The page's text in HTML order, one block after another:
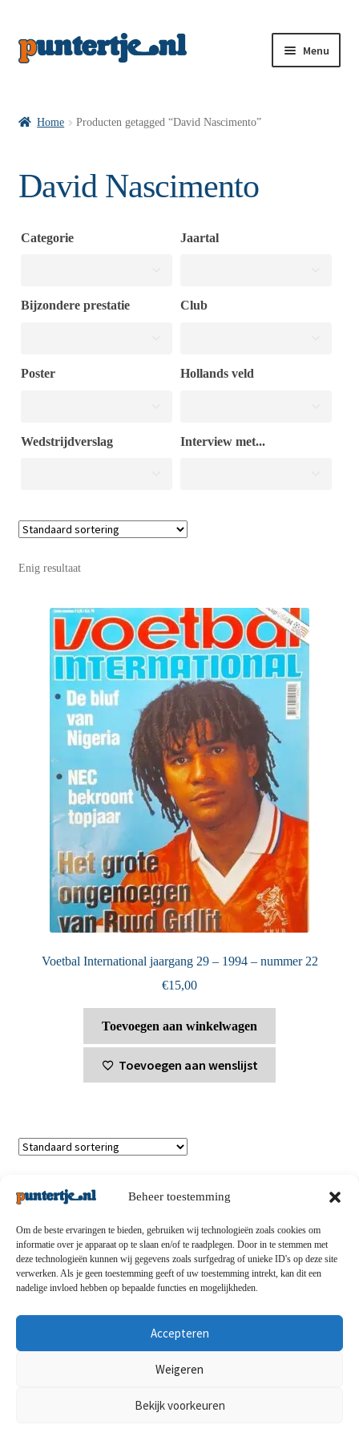
Beheer toestemming
Om de beste ervaringen te bieden, gebruiken wij technologieën zoals cookies om
informatie over je apparaat op te slaan en/of te raadplegen. Door in te stemmen met
deze technologieën kunnen wij gegevens zoals surfgedrag of unieke ID's op deze site
verwerken. Als je geen toestemming geeft of uw toestemming intrekt, kan dit een
nadelige invloed hebben op bepaalde functies en mogelijkheden.
Accepteren
Weigeren
Bekijk voorkeuren
Menu
Home Producten getagged “David Nascimento”
David Nascimento
Categorie Jaartal
Bijzondere prestatie Club
Poster Hollands veld
Wedstrijdverslag Interview met...
Enig resultaat
Voetbal International jaargang 29 – 1994 – nummer 22
€15,00
Toevoegen aan winkelwagen
Toevoegen aan wenslijst
Privacybeleid-Verzending en retouren-Algemene
voorwaarden-Disclaimert-Betaalmethoden-Over ons
Contact